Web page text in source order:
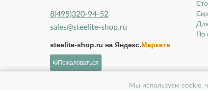
Мы используем cookie,
8(495)320-94-52
sales@steelite-shop.ru
steelite-shop.ru на Яндекс.Маркете
Пожаловаться
По